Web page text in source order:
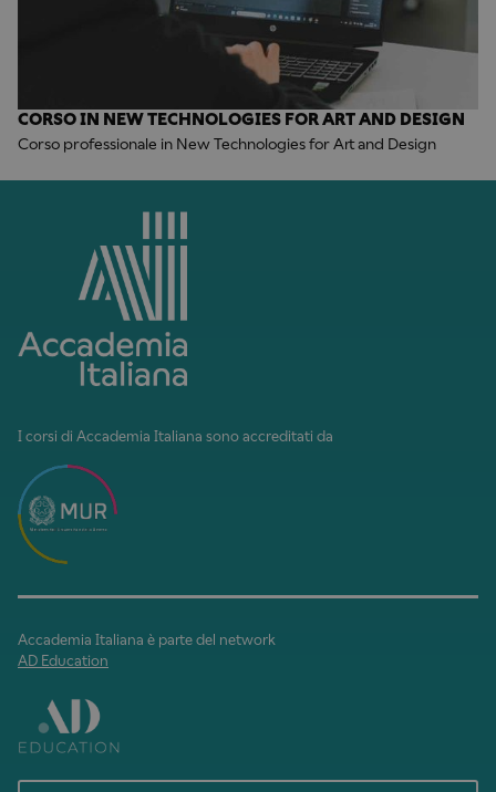
CORSO IN NEW TECHNOLOGIES FOR ART AND DESIGN
Corso professionale in New Technologies for Art and Design
I corsi di Accademia Italiana sono accreditati da
Accademia Italiana è parte del network
AD Education